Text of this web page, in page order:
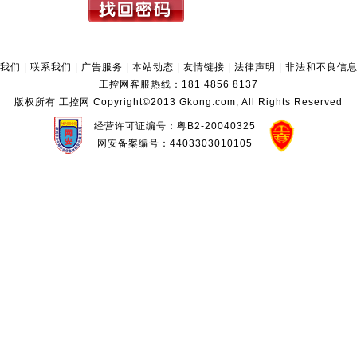
们 | 联系我们 | 广告服务 | 本站动态 | 友情链接 | 法律声明 | 非法和不良信
工控网客服热线：181 4856 8137
版权所有 工控网 Copyright©2013 Gkong.com, All Rights Reserved
经营许可证编号：粤B2-20040325
网安备案编号：4403303010105